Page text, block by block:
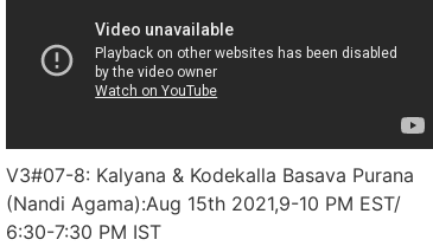
V3#07-8: Kalyana & Kodekalla Basava Purana
(Nandi Agama):Aug 15th 2021,9-10 PM EST/
6:30-7:30 PM IST